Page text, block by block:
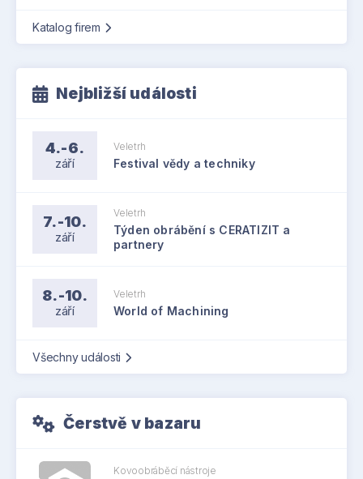
Katalog firem
Nejbližší události
4.-6.
září
Veletrh
Festival vědy a techniky
7.-10.
září
Veletrh
Týden obrábění s CERATIZIT a
partnery
8.-10.
září
Veletrh
World of Machining
Všechny události
Čerstvě v bazaru
Kovoobráběcí nástroje